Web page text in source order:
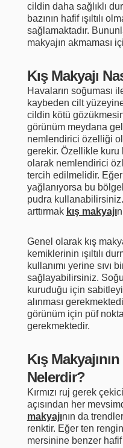
cildin daha sağlıklı
bazının hafif ışıltılı
sağlamaktadır.
makyajın akmaması
Kış Makyajı
Havaların soğuması
kaybeden cilt
cildin kötü
görünüm meydana
nemlendirici özelliği
gerekir. Özellikle
olarak nemlendirici
tercih edilmelidir.
yağlanıyorsa bu
pudra
arttırmak kış makyajı
Genel olarak kış
kemiklerinin ışıltılı
kullanımı yerine sıvı
sağlayabilirsiniz.
kuruduğu için
alınması
görünüm için püf
gerekmektedir.
Kış
Nelerdir?
Kırmızı ruj gerek
açısından her
makyajının da
renktir. Eğer ten
mersinine benzer hafif